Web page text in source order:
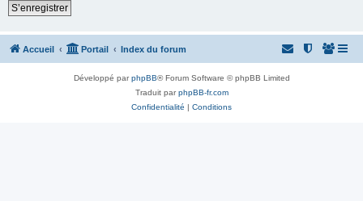
S’enregistrer
Accueil Portail Index du forum
Développé parphpBB® Forum Software © phpBB Limited
Traduit parphpBB-fr.com
Confidentialité | Conditions